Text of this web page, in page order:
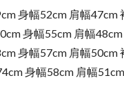
身幅52cm 肩幅47cm
身幅55cm 肩幅
身幅57cm 肩幅50cm
身幅58cm 肩幅